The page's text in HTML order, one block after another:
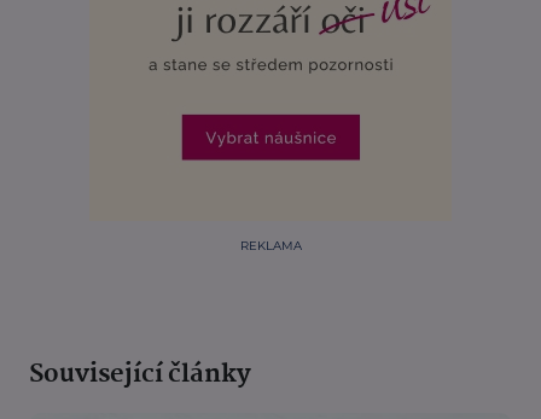
REKLAMA
Související články